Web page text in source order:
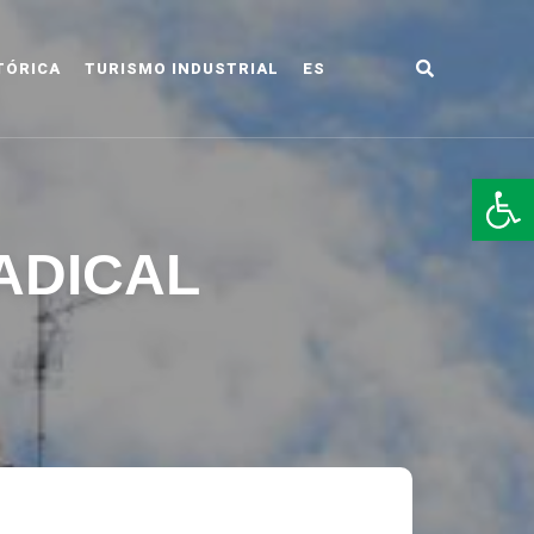
TURISMO INDUSTRIAL ES